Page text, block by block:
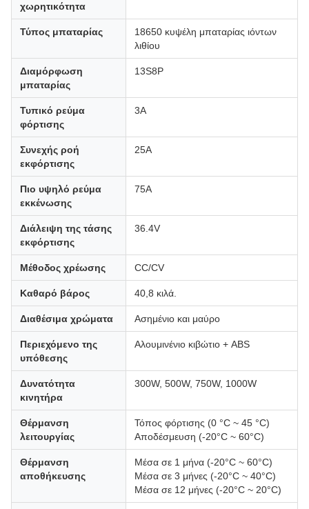
χωρητικότητα
Τύπος μπαταρίας
18650 κυψέλη μπαταρίας ιόντων
λιθίου
Διαμόρφωση
μπαταρίας
13S8P
Τυπικό ρεύμα
φόρτισης
3Α
Συνεχής ροή
εκφόρτισης
25Α
Πιο υψηλό ρεύμα
εκκένωσης
75Α
Διάλειψη της τάσης
εκφόρτισης
36.4V
Μέθοδος χρέωσης CC/CV
Καθαρό βάρος 40,8 κιλά.
Διαθέσιμα χρώματα Ασημένιο και μαύρο
Περιεχόμενο της
υπόθεσης
Αλουμινένιο κιβώτιο + ABS
Δυνατότητα
κινητήρα
300W, 500W, 750W, 1000W
Θέρμανση
λειτουργίας
Τόπος φόρτισης (0 °C ~ 45 °C)
Αποδέσμευση (-20°C ~ 60°C)
Θέρμανση
αποθήκευσης
Μέσα σε 1 μήνα (-20°C ~ 60°C)
Μέσα σε 3 μήνες (-20°C ~ 40°C)
Μέσα σε 12 μήνες (-20°C ~ 20°C)